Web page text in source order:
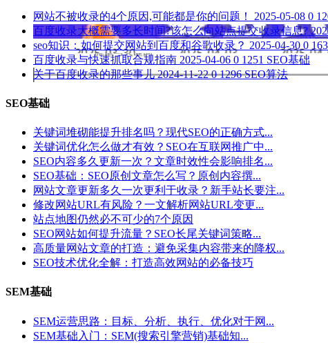
网站不被收录的4个原因,可能都是你的问题！ 2025-05-08 0
百度收录大概需要多长时间?该怎么向站点提交收录信息?
seo知识：如何提交网站到百度和谷歌收录？ 2025-04-30 0 163
百度收录与快速抓取合规指南 2025-04-06 0 1251 SEO基础
关于百度收录的那些事儿 2024-11-22 0 1296 SEO算法
SEO基础
关键词堆砌能提升排名吗？现代SEO的正确方式...
关键词优化怎么做才有效？SEO在互联网推广中...
SEO内容多久更新一次？文章时效性会影响排名...
SEO基础：SEO原创文章怎么写？原创内容撰...
网站文章更新多久一次更利于收录？新手站长要注...
修改网站URL有风险？一文解析网站URL变更...
站点地图仍然必不可少的7个原因
SEO网站如何提升流量？SEO长尾关键词策略...
高质量网站文章的打造：避免采集内容带来的降权...
SEO技术优化全解：打造高效网站的必备技巧
SEM基础
SEM运营思路：目标、分析、执行、优化对于网...
SEM基础入门：SEM(搜索引擎营销)基础知...